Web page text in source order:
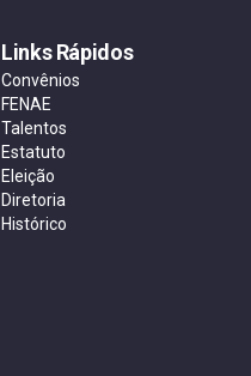
Links Rápidos
Convênios
FENAE
Talentos
Estatuto
Eleição
Diretoria
Histórico